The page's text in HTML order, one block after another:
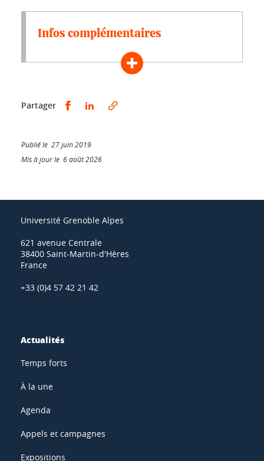
Infos complémentaires
Partager Partager sur Facebook
Partager sur LinkedIn
Publié le 27 juin 2019
Mis à jour le 6 août 2026
Université Grenoble Alpes
621 avenue Centrale
38400 Saint-Martin-d'Hères
France
+33 (0)4 57 42 21 42
Actualités
Temps forts
À la une
Agenda
Appels et campagnes
Expositions